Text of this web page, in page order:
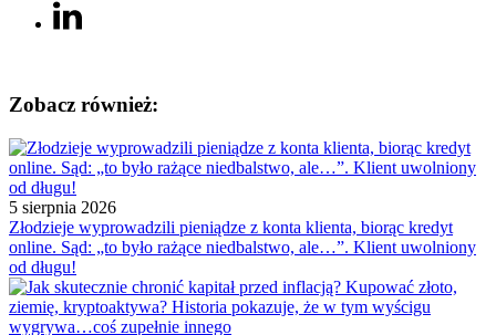
Zobacz również:
5 sierpnia 2026
Złodzieje wyprowadzili pieniądze z konta klienta, biorąc kredyt
online. Sąd: „to było rażące niedbalstwo, ale…”. Klient uwolniony
od długu!